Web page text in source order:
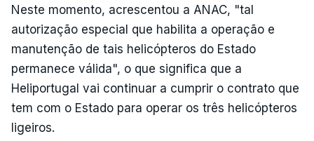
Neste momento, acrescentou a ANAC, "tal
autorização especial que habilita a operação e
manutenção de tais helicópteros do Estado
permanece válida", o que significa que a
Heliportugal vai continuar a cumprir o contrato que
tem com o Estado para operar os três helicópteros
ligeiros.